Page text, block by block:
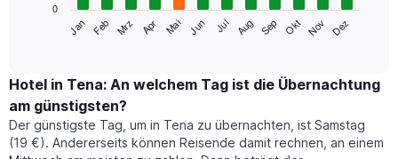
Das
folgende
den
durchschnittlichen
Zimmerpreis
im
jeweiligen
Jan Feb Mrz Apr Mai Jun Jul Aug Sep Okt Nov Dez
0
Hotel in Tena: An welchem Tag ist die Übernachtung
am günstigsten?
Der günstigste Tag, um in Tena zu übernachten, ist Samstag
(19 €). Andererseits können Reisende damit rechnen, an einem